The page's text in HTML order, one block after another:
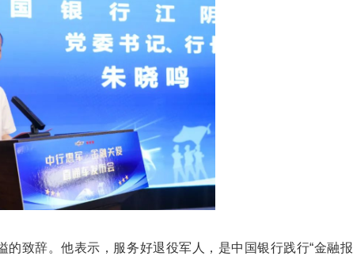
致辞。他表示，服务好退役军人，是中国银行践行“金融报